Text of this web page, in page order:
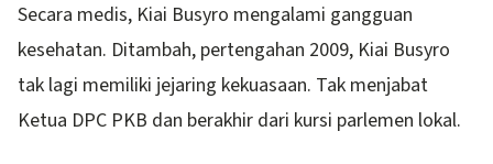
Secara medis, Kiai Busyro mengalami gangguan
kesehatan. Ditambah, pertengahan 2009, Kiai Busyro
tak lagi memiliki jejaring kekuasaan. Tak menjabat
Ketua DPC PKB dan berakhir dari kursi parlemen lokal.